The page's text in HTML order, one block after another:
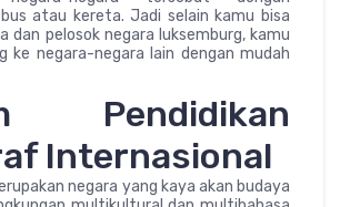
atau kereta. Jadi selain kamu bisa
dan pelosok negara luksemburg, kamu
ke negara-negara lain dengan mudah
Pendidikan
Internasional
negara yang kaya akan budaya